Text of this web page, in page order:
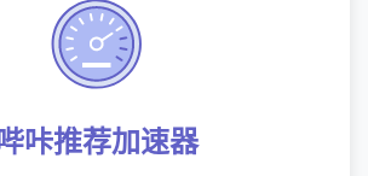
咔推荐加速器